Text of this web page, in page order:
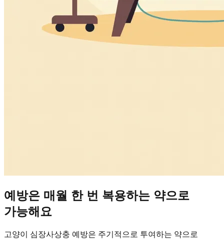
예방은 매월 한 번 복용하는 약으로
가능해요
고양이 심장사상충 예방은 주기적으로 투여하는 약으로